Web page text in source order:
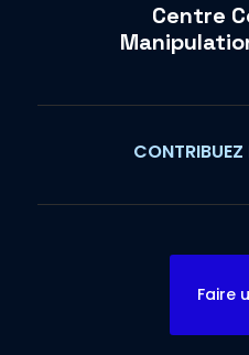
Centre
Faire